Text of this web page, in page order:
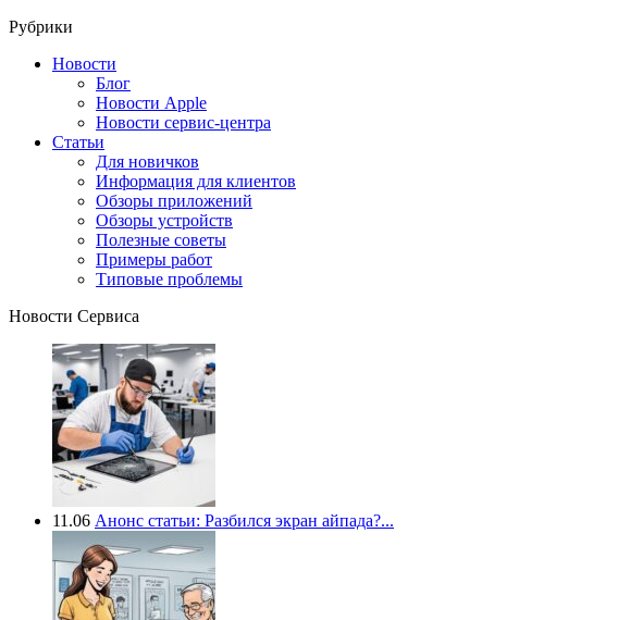
Рубрики
Новости
Блог
Новости Apple
Новости сервис-центра
Статьи
Для новичков
Информация для клиентов
Обзоры приложений
Обзоры устройств
Полезные советы
Примеры работ
Типовые проблемы
Новости Сервиса
11.06 Анонс статьи: Разбился экран айпада?...